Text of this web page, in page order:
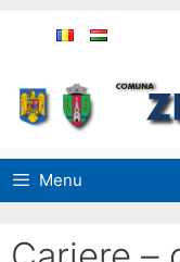
Menu